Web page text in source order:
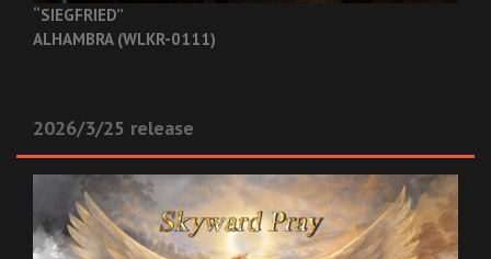
“SIEGFRIED”
ALHAMBRA (WLKR-0111)
2026/3/25 release